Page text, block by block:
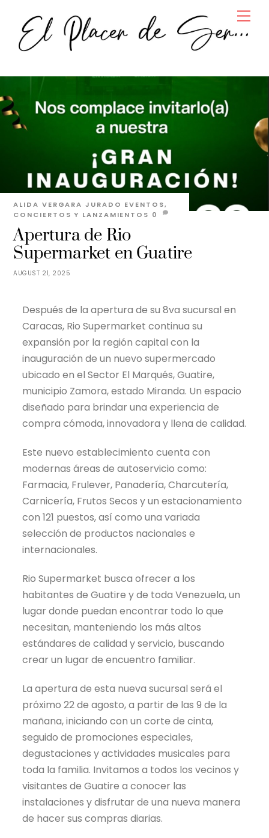
content
AUGUST 21, 2025
Apertura de Rio
Supermarket en Guatire
ALIDA VERGARA JURADO EVENTOS,
CONCIERTOS Y LANZAMIENTOS 0
Después de la apertura de su 8va sucursal en
Caracas, Rio Supermarket continua su
expansión por la región capital con la
inauguración de un nuevo supermercado
ubicado en el Sector El Marqués, Guatire,
municipio Zamora, estado Miranda. Un espacio
diseñado para brindar una experiencia de
compra cómoda, innovadora y llena de calidad.
Este nuevo establecimiento cuenta con
modernas áreas de autoservicio como:
Farmacia, Frulever, Panadería, Charcutería,
Carnicería, Frutos Secos y un estacionamiento
con 121 puestos, así como una variada
selección de productos nacionales e
internacionales.
Rio Supermarket busca ofrecer a los
habitantes de Guatire y de toda Venezuela, un
lugar donde puedan encontrar todo lo que
necesitan, manteniendo los más altos
estándares de calidad y servicio, buscando
crear un lugar de encuentro familiar.
La apertura de esta nueva sucursal será el
próximo 22 de agosto, a partir de las 9 de la
mañana, iniciando con un corte de cinta,
seguido de promociones especiales,
degustaciones y actividades musicales para
toda la familia. Invitamos a todos los vecinos y
visitantes de Guatire a conocer las
instalaciones y disfrutar de una nueva manera
de hacer sus compras diarias.